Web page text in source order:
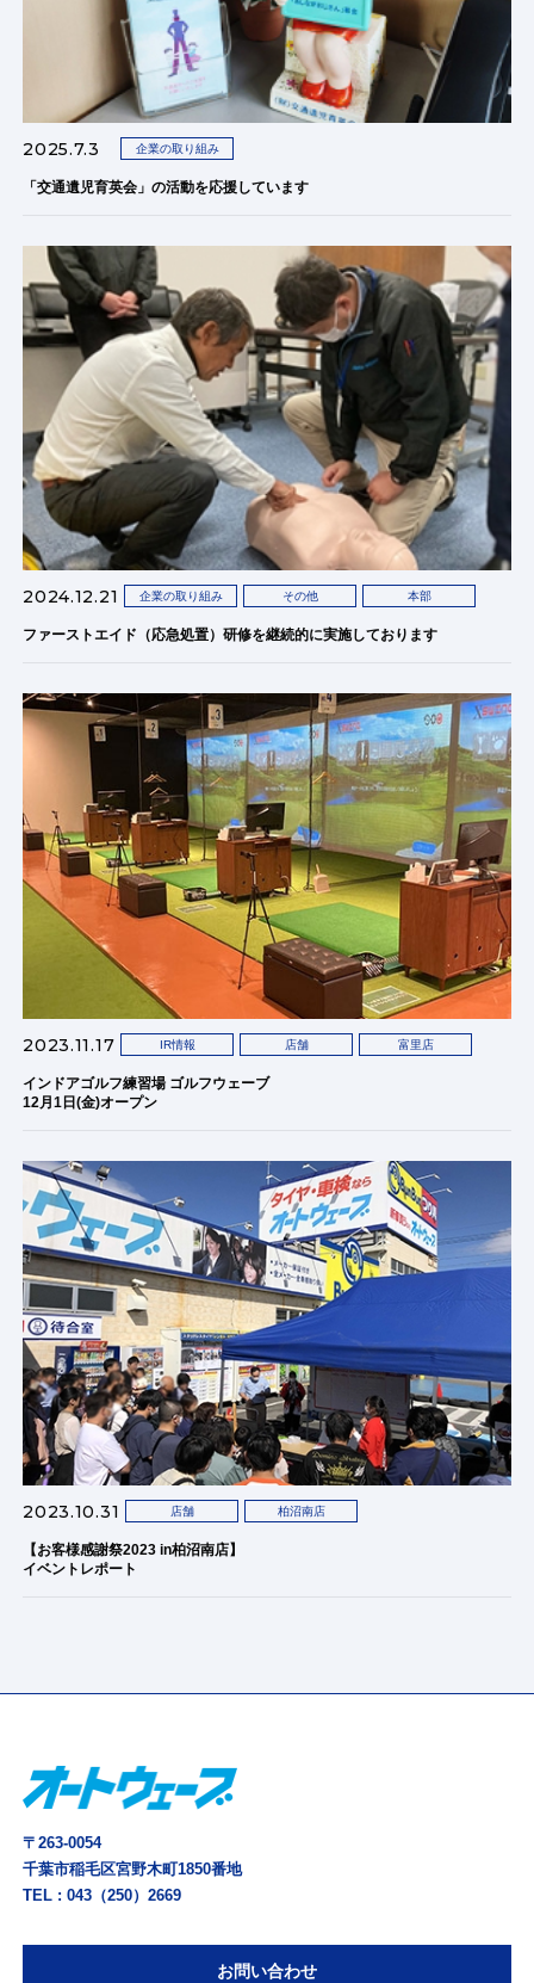
2025.7.3 企業の取り組み
「交通遺児育英会」の活動を応援しています
2024.12.21 企業の取り組み その他 本部
ファーストエイド（応急処置）研修を継続的に実施しております
2023.11.17 IR情報 店舗 富里店
インドアゴルフ練習場 ゴルフウェーブ
12月1日(金)オープン
2023.10.31 店舗 柏沼南店
【お客様感謝祭2023 in柏沼南店】
イベントレポート
〒263-0054
千葉市稲毛区宮野木町1850番地
TEL :043（250）2669
お問い合わせ